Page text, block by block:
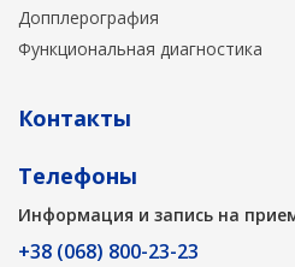
Допплерография
Функциональная диагностика
Контакты
Телефоны
Информация и запись на
+38 (068) 800-23-23